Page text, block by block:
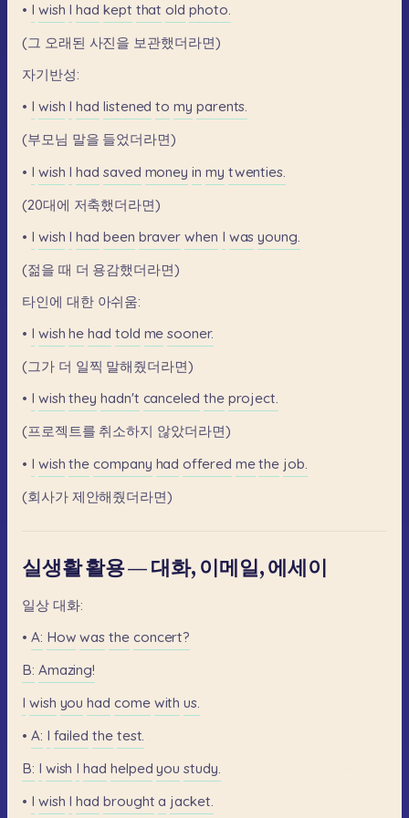
• I wish I had kept that old photo.
(그 오래된 사진을 보관했더라면)
자기반성:
• I wish I had listened to my parents.
(부모님 말을 들었더라면)
• I wish I had saved money in my twenties.
(20대에 저축했더라면)
• I wish I had been braver when I was young.
(젊을 때 더 용감했더라면)
타인에 대한 아쉬움:
• I wish he had told me sooner.
(그가 더 일찍 말해줬더라면)
• I wish they hadn't canceled the project.
(프로젝트를 취소하지 않았더라면)
• I wish the company had offered me the job.
(회사가 제안해줬더라면)
실생활 활용 — 대화, 이메일, 에세이
일상 대화:
• A: How was the concert?
B: Amazing!
I wish you had come with us.
• A: I failed the test.
B: I wish I had helped you study.
• I wish I had brought a jacket.